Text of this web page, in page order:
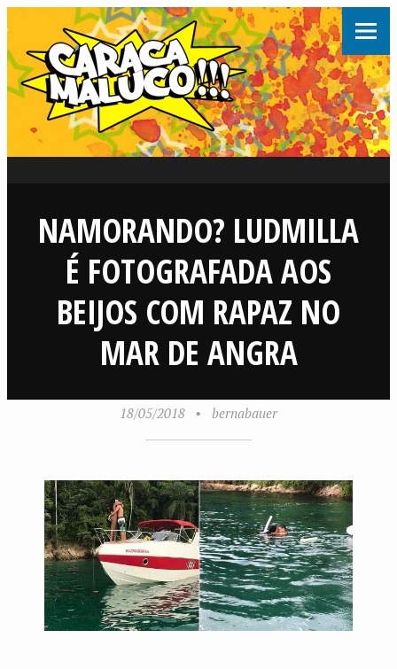
NAMORANDO? LUDMILLA
É FOTOGRAFADA AOS
BEIJOS COM RAPAZ NO
MAR DE ANGRA
18/05/2018 • bernabauer